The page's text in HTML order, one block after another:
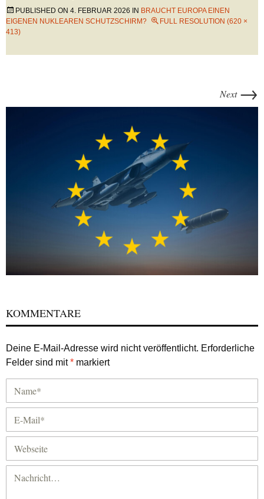
PUBLISHED ON 4. FEBRUAR 2026 IN BRAUCHT EUROPA EINEN
EIGENEN NUKLEAREN SCHUTZSCHIRM?
FULL RESOLUTION (620 ×
413)
Next →
KOMMENTARE
Deine E-Mail-Adresse wird nicht veröffentlicht. Erforderliche
Felder sind mit* markiert